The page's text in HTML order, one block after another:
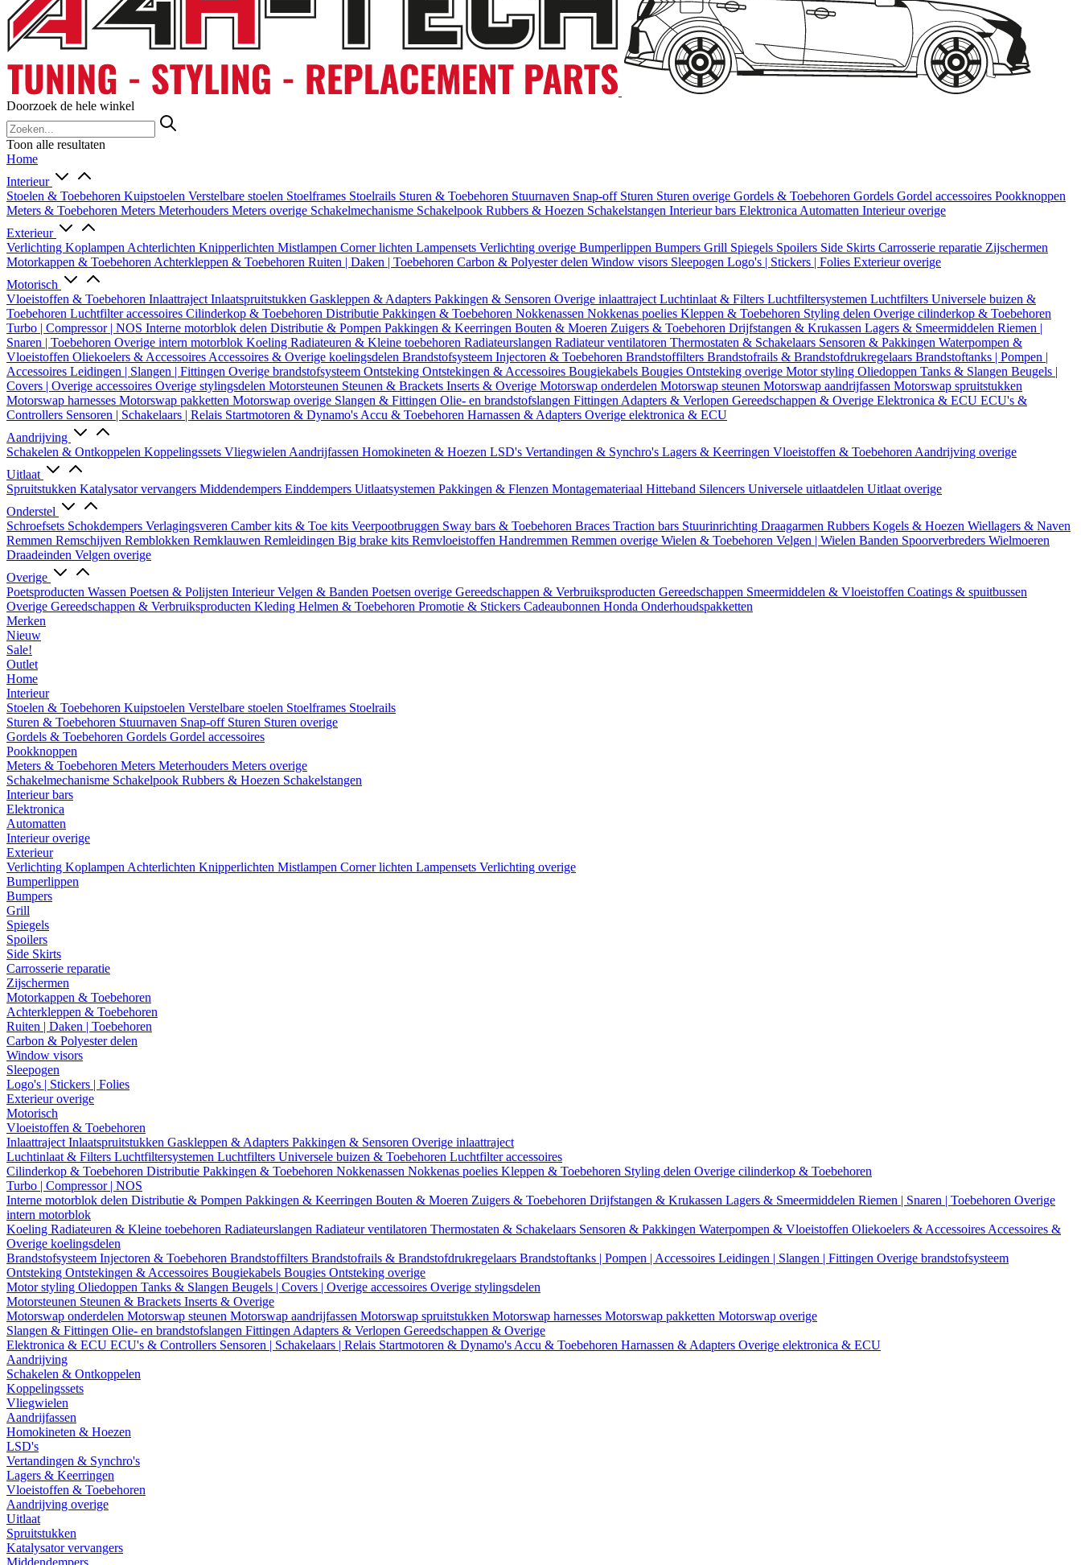
Doorzoek de hele winkel
Toon alle resultaten
Home
Interieur
Stoelen & Toebehoren Kuipstoelen Verstelbare stoelen Stoelframes Stoelrails Sturen & Toebehoren Stuurnaven Snap-off Sturen Sturen overige Gordels & Toebehoren Gordels Gordel accessoires Pookknoppen
Meters & Toebehoren Meters Meterhouders Meters overige Schakelmechanisme Schakelpook Rubbers & Hoezen Schakelstangen Interieur bars Elektronica Automatten Interieur overige
Exterieur
Verlichting Koplampen Achterlichten Knipperlichten Mistlampen Corner lichten Lampensets Verlichting overige Bumperlippen Bumpers Grill Spiegels Spoilers Side Skirts Carrosserie reparatie Zijschermen
Motorkappen & Toebehoren Achterkleppen & Toebehoren Ruiten | Daken | Toebehoren Carbon & Polyester delen Window visors Sleepogen Logo's | Stickers | Folies Exterieur overige
Motorisch
Vloeistoffen & Toebehoren Inlaattraject Inlaatspruitstukken Gaskleppen & Adapters Pakkingen & Sensoren Overige inlaattraject Luchtinlaat & Filters Luchtfiltersystemen Luchtfilters Universele buizen &
Toebehoren Luchtfilter accessoires Cilinderkop & Toebehoren Distributie Pakkingen & Toebehoren Nokkenassen Nokkenas poelies Kleppen & Toebehoren Styling delen Overige cilinderkop & Toebehoren
Turbo | Compressor | NOS Interne motorblok delen Distributie & Pompen Pakkingen & Keerringen Bouten & Moeren Zuigers & Toebehoren Drijfstangen & Krukassen Lagers & Smeermiddelen Riemen |
Snaren | Toebehoren Overige intern motorblok Koeling Radiateuren & Kleine toebehoren Radiateurslangen Radiateur ventilatoren Thermostaten & Schakelaars Sensoren & Pakkingen Waterpompen &
Vloeistoffen Oliekoelers & Accessoires Accessoires & Overige koelingsdelen Brandstofsysteem Injectoren & Toebehoren Brandstoffilters Brandstofrails & Brandstofdrukregelaars Brandstoftanks | Pompen |
Accessoires Leidingen | Slangen | Fittingen Overige brandstofsysteem Ontsteking Ontstekingen & Accessoires Bougiekabels Bougies Ontsteking overige Motor styling Oliedoppen Tanks & Slangen Beugels |
Covers | Overige accessoires Overige stylingsdelen Motorsteunen Steunen & Brackets Inserts & Overige Motorswap onderdelen Motorswap steunen Motorswap aandrijfassen Motorswap spruitstukken
Motorswap harnesses Motorswap pakketten Motorswap overige Slangen & Fittingen Olie- en brandstofslangen Fittingen Adapters & Verlopen Gereedschappen & Overige Elektronica & ECU ECU's &
Controllers Sensoren | Schakelaars | Relais Startmotoren & Dynamo's Accu & Toebehoren Harnassen & Adapters Overige elektronica & ECU
Aandrijving
Schakelen & Ontkoppelen Koppelingssets Vliegwielen Aandrijfassen Homokineten & Hoezen LSD's Vertandingen & Synchro's Lagers & Keerringen Vloeistoffen & Toebehoren Aandrijving overige
Uitlaat
Spruitstukken Katalysator vervangers Middendempers Einddempers Uitlaatsystemen Pakkingen & Flenzen Montagemateriaal Hitteband Silencers Universele uitlaatdelen Uitlaat overige
Onderstel
Schroefsets Schokdempers Verlagingsveren Camber kits & Toe kits Veerpootbruggen Sway bars & Toebehoren Braces Traction bars Stuurinrichting Draagarmen Rubbers Kogels & Hoezen Wiellagers & Naven
Remmen Remschijven Remblokken Remklauwen Remleidingen Big brake kits Remvloeistoffen Handremmen Remmen overige Wielen & Toebehoren Velgen | Wielen Banden Spoorverbreders Wielmoeren
Draadeinden Velgen overige
Overige
Poetsproducten Wassen Poetsen & Polijsten InterieurVelgen & Banden Poetsen overige Gereedschappen & Verbruiksproducten Gereedschappen Smeermiddelen & Vloeistoffen Coatings & spuitbussen
Overige Gereedschappen & Verbruiksproducten Kleding Helmen & Toebehoren Promotie & Stickers Cadeaubonnen Honda Onderhoudspakketten
Merken
Nieuw
Sale!
Outlet
Home
Interieur
Stoelen & Toebehoren Kuipstoelen Verstelbare stoelen Stoelframes Stoelrails
Sturen & Toebehoren Stuurnaven Snap-off Sturen Sturen overige
Gordels & Toebehoren Gordels Gordel accessoires
Pookknoppen
Meters & Toebehoren Meters Meterhouders Meters overige
Schakelmechanisme Schakelpook Rubbers & Hoezen Schakelstangen
Interieur bars
Elektronica
Automatten
Interieur overige
Exterieur
Verlichting Koplampen Achterlichten Knipperlichten Mistlampen Corner lichten Lampensets Verlichting overige
Bumperlippen
Bumpers
Grill
Spiegels
Spoilers
Side Skirts
Carrosserie reparatie
Zijschermen
Motorkappen & Toebehoren
Achterkleppen & Toebehoren
Ruiten | Daken | Toebehoren
Carbon & Polyester delen
Window visors
Sleepogen
Logo's | Stickers | Folies
Exterieur overige
Motorisch
Vloeistoffen & Toebehoren
Inlaattraject Inlaatspruitstukken Gaskleppen & Adapters Pakkingen & Sensoren Overige inlaattraject
Luchtinlaat & Filters Luchtfiltersystemen Luchtfilters Universele buizen & Toebehoren Luchtfilter accessoires
Cilinderkop & Toebehoren Distributie Pakkingen & Toebehoren Nokkenassen Nokkenas poelies Kleppen & Toebehoren Styling delen Overige cilinderkop & Toebehoren
Turbo | Compressor | NOS
Interne motorblok delen Distributie & Pompen Pakkingen & Keerringen Bouten & Moeren Zuigers & Toebehoren Drijfstangen & Krukassen Lagers & Smeermiddelen Riemen | Snaren | Toebehoren Overige
intern motorblok
Koeling Radiateuren & Kleine toebehoren Radiateurslangen Radiateur ventilatoren Thermostaten & Schakelaars Sensoren & Pakkingen Waterpompen & Vloeistoffen Oliekoelers & Accessoires Accessoires &
Overige koelingsdelen
Brandstofsysteem Injectoren & Toebehoren Brandstoffilters Brandstofrails & Brandstofdrukregelaars Brandstoftanks | Pompen | Accessoires Leidingen | Slangen | Fittingen Overige brandstofsysteem
Ontsteking Ontstekingen & Accessoires Bougiekabels Bougies Ontsteking overige
Motor styling Oliedoppen Tanks & Slangen Beugels | Covers | Overige accessoires Overige stylingsdelen
Motorsteunen Steunen & Brackets Inserts & Overige
Motorswap onderdelen Motorswap steunen Motorswap aandrijfassen Motorswap spruitstukken Motorswap harnesses Motorswap pakketten Motorswap overige
Slangen & Fittingen Olie- en brandstofslangen Fittingen Adapters & Verlopen Gereedschappen & Overige
Elektronica & ECU ECU's & Controllers Sensoren | Schakelaars | Relais Startmotoren & Dynamo's Accu & Toebehoren Harnassen & Adapters Overige elektronica & ECU
Aandrijving
Schakelen & Ontkoppelen
Koppelingssets
Vliegwielen
Aandrijfassen
Homokineten & Hoezen
LSD's
Vertandingen & Synchro's
Lagers & Keerringen
Vloeistoffen & Toebehoren
Aandrijving overige
Uitlaat
Spruitstukken
Katalysator vervangers
Middendempers